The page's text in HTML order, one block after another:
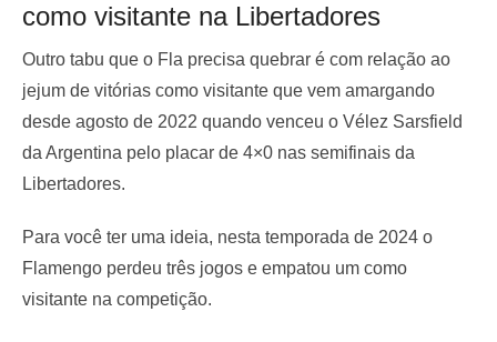
como visitante na Libertadores
Outro tabu que o Fla precisa quebrar é com relação ao
jejum de vitórias como visitante que vem amargando
desde agosto de 2022 quando venceu o Vélez Sarsfield
da Argentina pelo placar de 4×0 nas semifinais da
Libertadores.
Para você ter uma ideia, nesta temporada de 2024 o
Flamengo perdeu três jogos e empatou um como
visitante na competição.